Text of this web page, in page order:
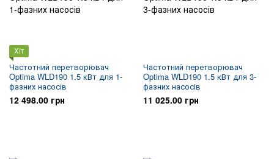
Хіт
Частотний перетворювач
Optima WLD190 1.5 кВт для 1-
фазних насосів
12 498.00 грн
Частотний перетворювач
Optima WLD190 1.5 кВт для 3-
фазних насосів
11 025.00 грн